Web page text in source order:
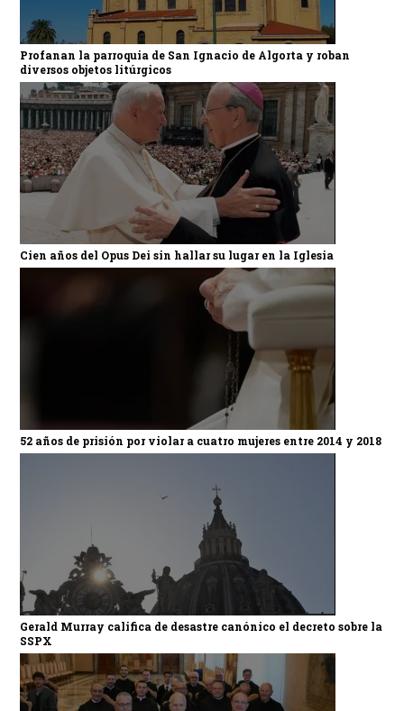
Profanan la parroquia de San Ignacio de Algorta y roban
diversos objetos litúrgicos
Cien años del Opus Dei sin hallar su lugar en la Iglesia
52 años de prisión por violar a cuatro mujeres entre 2014 y 2018
Gerald Murray califica de desastre canónico el decreto sobre la
SSPX